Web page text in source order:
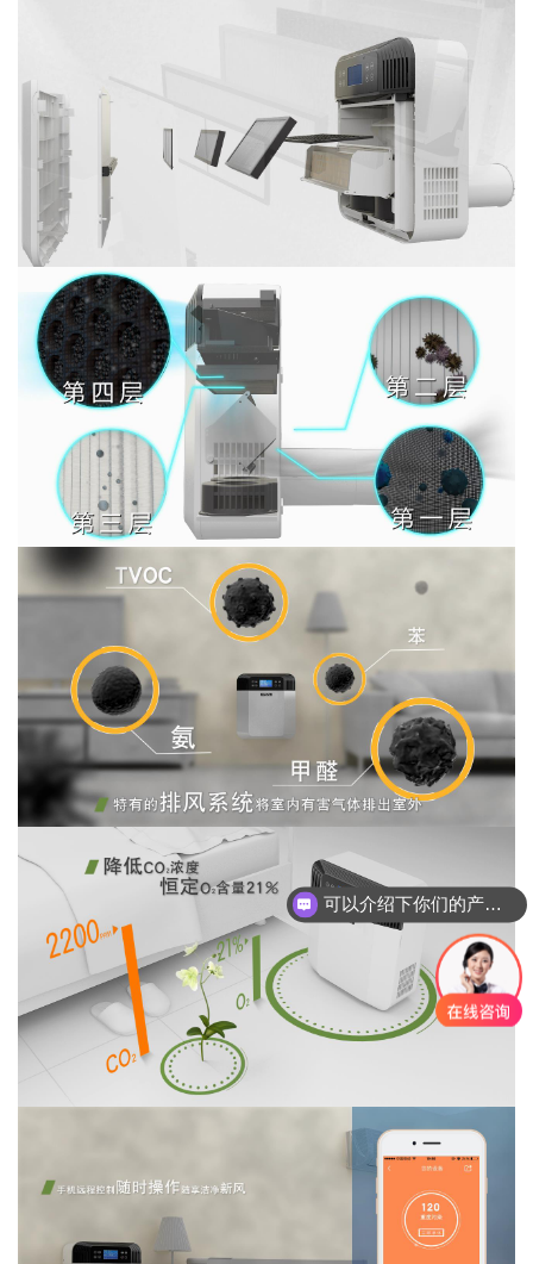
可以介绍下你们的产品么？